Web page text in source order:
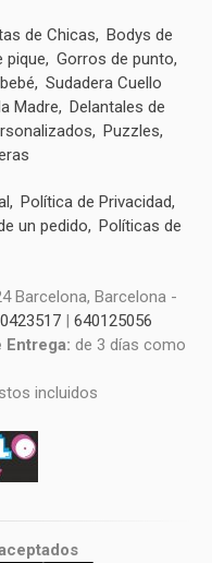
de Chicas
Bodys de
pique
Gorros de punto
Sudadera Cuello
Madre
Delantales de
Puzzles
Política de Privacidad
un pedido
Políticas de
Barcelona, Barcelona -
| 640125056
Entrega: de 3 días como
incluidos